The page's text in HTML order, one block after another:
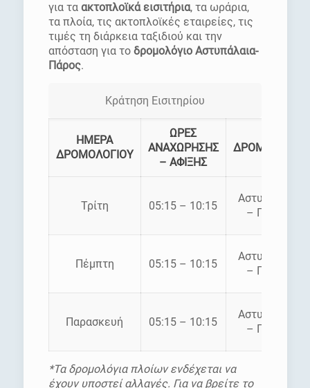
για τα ακτοπλοϊκά εισιτήρια, τα ωράρια,
τα πλοία, τις ακτοπλοϊκές εταιρείες, τις
τιμές τη διάρκεια ταξιδιού και την
απόσταση για τοδρομολόγιο Αστυπάλαια-
Πάρος.
Κράτηση Εισιτηρίου
ΗΜΕΡΑ
ΔΡΟΜΟΛΟΓΙΟΥ
ΩΡΕΣ
ΑΝΑΧΩΡΗΣΗΣ
– ΑΦΙΞΗΣ
ΔΡΟΜΟΛΟΓΙΑ
Τρίτη 05:15 – 10:15
Αστυπάλαια
– Πάρος
Πέμπτη 05:15 – 10:15
Αστυπάλαια
– Πάρος
Παρασκευή 05:15 – 10:15
Αστυπάλαια
– Πάρος
*Τα δρομολόγια πλοίων ενδέχεται να
έχουν υποστεί αλλαγές. Για να βρείτε το